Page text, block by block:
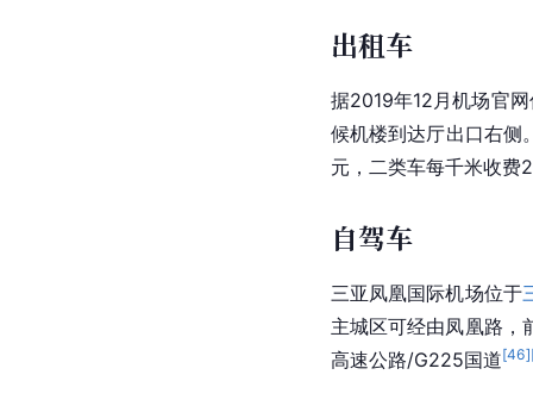
出租车
据2019年12月机场官
候机楼到达厅出口右侧
元，二类车每千米收费
自驾车
三亚凤凰国际机场位于
主城区可经由凤凰路，
高速公路/G225国道[46]